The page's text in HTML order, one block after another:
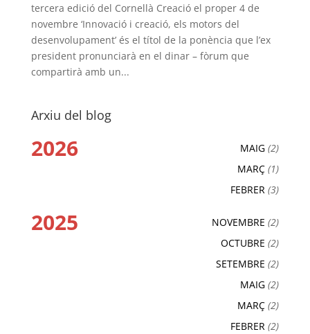
tercera edició del Cornellà Creació el proper 4 de
novembre ‘Innovació i creació, els motors del
desenvolupament’ és el títol de la ponència que l’ex
president pronunciarà en el dinar – fòrum que
compartirà amb un...
Arxiu del blog
2026 MAIG (2)
MARÇ (1)
FEBRER (3)
2025 NOVEMBRE (2)
OCTUBRE (2)
SETEMBRE (2)
MAIG (2)
MARÇ (2)
FEBRER (2)